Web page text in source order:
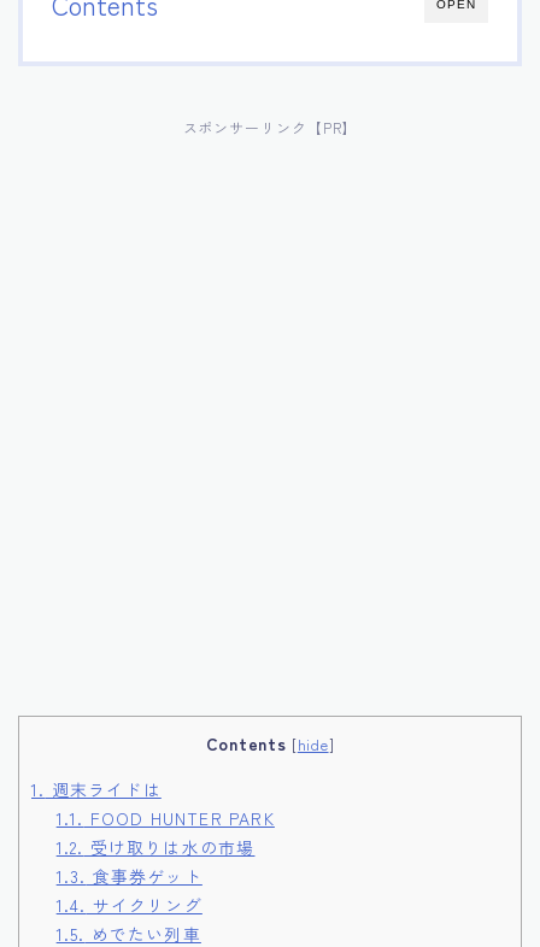
OPEN
スポンサーリンク【PR】
Contents [hide]
1. 週末ライドは
1.1. FOOD HUNTER PARK
1.2. 受け取りは水の市場
1.3. 食事券ゲット
1.4. サイクリング
1.5. めでたい列車